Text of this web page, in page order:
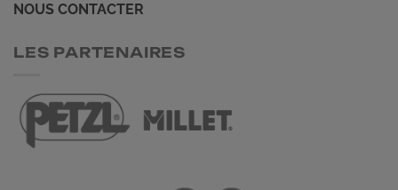
NOUS CONTACTER
LES PARTENAIRES